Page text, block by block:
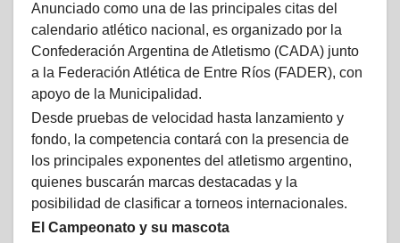
Anunciado como una de las principales citas del
calendario atlético nacional, es organizado por la
Confederación Argentina de Atletismo (CADA) junto
a la Federación Atlética de Entre Ríos (FADER), con
apoyo de la Municipalidad.
Desde pruebas de velocidad hasta lanzamiento y
fondo, la competencia contará con la presencia de
los principales exponentes del atletismo argentino,
quienes buscarán marcas destacadas y la
posibilidad de clasificar a torneos internacionales.
El Campeonato y su mascota